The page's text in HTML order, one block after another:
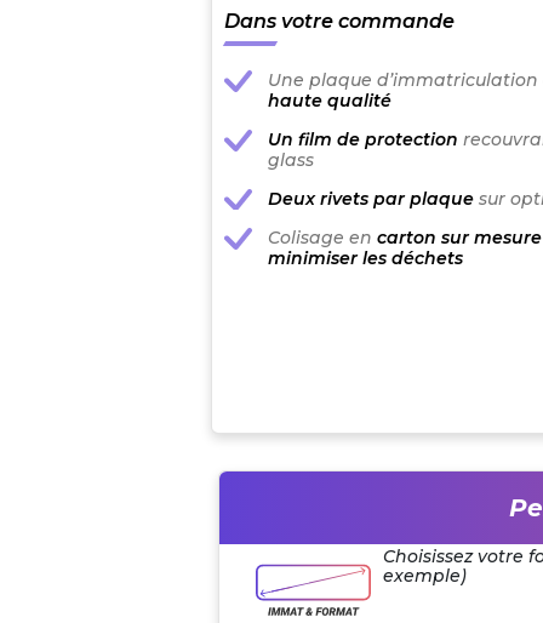
Dans votre commande
Une plaque d’immatriculation
haute qualité
Un film de protection
glass
Deux rivets par plaquesur
Colisage en carton sur
minimiser les déchets
Choisissez votre
exemple)